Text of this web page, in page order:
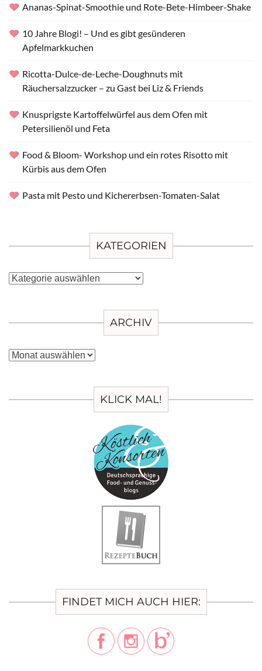
Ananas-Spinat-Smoothie und Rote-Bete-Himbeer-Shake
10 Jahre Blogi! – Und es gibt gesünderen
Apfelmarkkuchen
Ricotta-Dulce-de-Leche-Doughnuts mit
Räuchersalzzucker – zu Gast bei Liz & Friends
Knusprigste Kartoffelwürfel aus dem Ofen mit
Petersilienöl und Feta
Food & Bloom- Workshop und ein rotes Risotto mit
Kürbis aus dem Ofen
Pasta mit Pesto und Kichererbsen-Tomaten-Salat
KATEGORIEN
Kategorien
ARCHIV
Archiv
KLICK MAL!
FINDET MICH AUCH HIER: